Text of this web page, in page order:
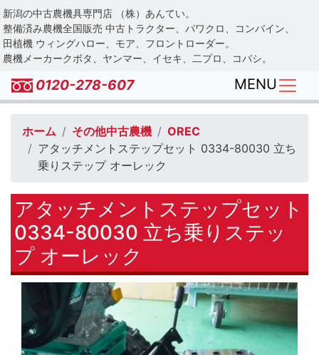
Skip
to
main
content
新潟の中古農機具専門店 （株）あんてい。
整備済み農機全国販売 中古トラクター、パワクロ、コンバイン、
田植機 ウィングハロー、モア、フロントローダー。
農機メーカークボタ、ヤンマー、イセキ、二プロ、コバシ。
0120-278-607 MENU
ホーム その他中古農機
OREC
アタッチメントステップセット 0334-80030 立ち
乗りステップ オーレック
アタッチメントステップセット
0334-80030 立ち乗りステッ
プ オーレック